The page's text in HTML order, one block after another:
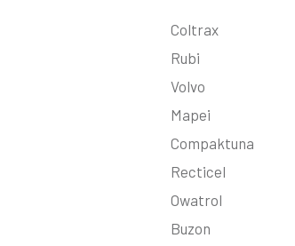
Coltrax
Rubi
Volvo
Mapei
Compaktuna
Recticel
Owatrol
Buzon